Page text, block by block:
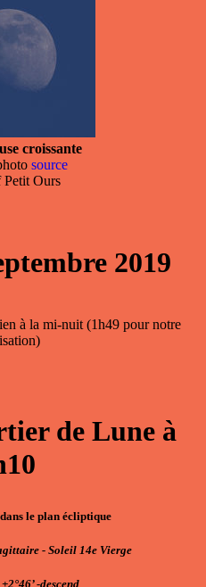
croissante
source
Petit Ours
2019
à la mi-nuit (1h49 pour notre
de Lune à
le plan écliptique
- Soleil 14e Vierge
-descend